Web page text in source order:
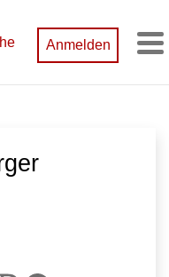
Anmelden